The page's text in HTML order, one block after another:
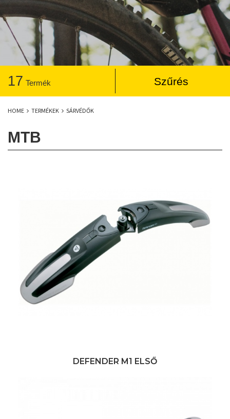
17 Termék Szűrés
HOME TERMÉKEK SÁRVÉDŐK
MTB
DEFENDER M1 ELSŐ